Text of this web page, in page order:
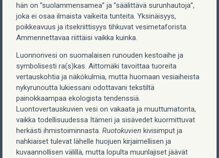
hän on ”suolammensamea” ja ”säälittävä surunhautoja”,
joka ei osaa ilmaista vaikeita tunteita. Yksinäisyys,
poikkeavuus ja itsekriittisyys tihkuvat vesimetaforista.
Ammennettavaa riittäisi vaikka kuinka.
Luonnonvesi on suomalaisen runouden kestoaihe ja
symbolisesti ra(s)kas. Aittomäki tavoittaa tuoreita
vertauskohtia ja näkökulmia, mutta huomaan vesiaiheista
nykyrunoutta lukiessani odottavani tekstiltä
painokkaampaa ekologista tendenssiä.
Luontovertauskuvien vesi on vakaata ja muuttumatonta,
vaikka todellisuudessa Itämeri ja sisävedet kuormittuvat
herkästi ihmistoiminnasta. Ruotokuvien kivisimput ja
nahkiaiset tulevat lähelle huojuen kirjaimellisen ja
kuvaannollisen välillä, mutta lopulta muunlajiset jäävät